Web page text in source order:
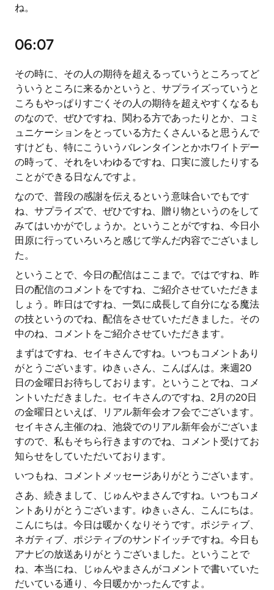
ね。
06:07
その時に、その人の期待を超えるっていうところってど
ういうところに来るかというと、サプライズっていうと
ころもやっぱりすごくその人の期待を超えやすくなるも
のなので、ぜひですね、関わる方であったりとか、コミ
ュニケーションをとっている方たくさんいると思うんで
すけども、特にこういうバレンタインとかホワイトデー
の時って、それをいわゆるですね、口実に渡したりする
ことができる日なんですよ。
なので、普段の感謝を伝えるという意味合いでもです
ね、サプライズで、ぜひですね、贈り物というのをして
みてはいかがでしょうか。ということがですね、今日小
田原に行っていろいろと感じて学んだ内容でございまし
た。
ということで、今日の配信はここまで。ではですね、昨
日の配信のコメントをですね、ご紹介させていただきま
しょう。昨日はですね、一気に成長して自分になる魔法
の技というのでね、配信をさせていただきました。その
中のね、コメントをご紹介させていただきます。
まずはですね、セイキさんですね。いつもコメントあり
がとうございます。ゆきぃさん、こんばんは。来週20
日の金曜日お待ちしております。ということでね、コメ
ントいただきました。セイキさんのですね、2月の20日
の金曜日といえば、リアル新年会オフ会でございます。
セイキさん主催のね、池袋でのリアル新年会がございま
すので、私もそちら行きますのでね、コメント受けてお
知らせをしていただいております。
いつもね、コメントメッセージありがとうございます。
さあ、続きまして、じゅんやまさんですね。いつもコメ
ントありがとうございます。ゆきぃさん、こんにちは。
こんにちは。今日は暖かくなりそうです。ポジティブ、
ネガティブ、ポジティブのサンドイッチですね。今日も
アナビの放送ありがとうございました。ということで
ね、本当にね、じゅんやまさんがコメントで書いていた
だいている通り、今日暖かかったんですよ。